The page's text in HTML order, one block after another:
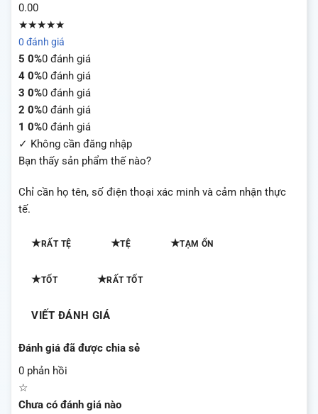
0.00
★★★★★
0 đánh giá
5 0%0 đánh giá
4 0%0 đánh giá
3 0%0 đánh giá
2 0%0 đánh giá
1 0%0 đánh giá
✓ Không cần đăng nhập
Bạn thấy sản phẩm thế nào?
Chỉ cần họ tên, số điện thoại xác minh và cảm nhận thực
tế.
★RẤT TỆ ★TỆ ★TẠM ỔN
★TỐT ★RẤT TỐT
VIẾT ĐÁNH GIÁ
Đánh giá đã được chia sẻ
0 phản hồi
☆
Chưa có đánh giá nào